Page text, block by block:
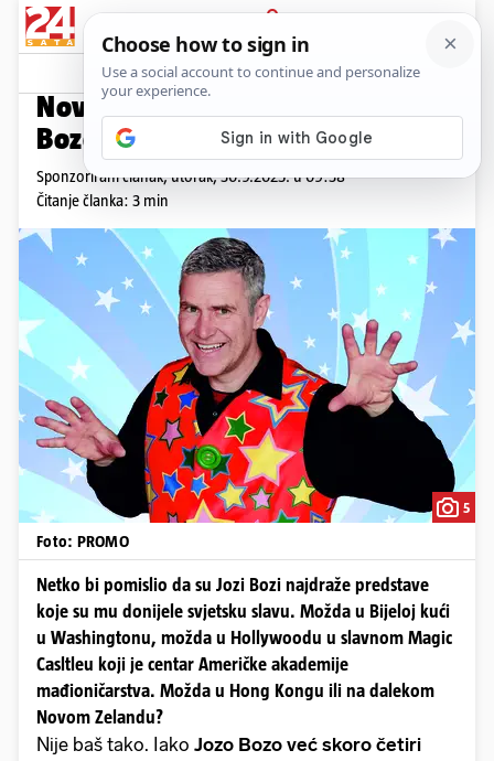
PRIJAVA
Promo sadržaj
Novi humanitarni spektakl Joze
Boze u Sheratonu!
Sponzorirani članak,utorak, 30.9.2025. u 09:38
Čitanje članka: 3 min
5
Foto: PROMO
Netko bi pomislio da su Jozi Bozi najdraže predstave
koje su mu donijele svjetsku slavu. Možda u Bijeloj kući
u Washingtonu, možda u Hollywoodu u slavnom Magic
Casltleu koji je centar Američke akademije
mađioničarstva. Možda u Hong Kongu ili na dalekom
Novom Zelandu?
Nije baš tako. Iako Jozo Bozo već skoro četiri